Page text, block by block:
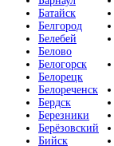
Батайск
Белгород
Белебей
Белово
Белогорск
Белорецк
Белореченск
Бердск
Березники
Берёзовский
Бийск